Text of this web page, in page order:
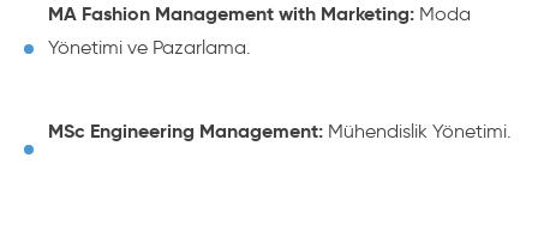
MA Fashion Management with Marketing: Moda
Yönetimi ve Pazarlama.
MSc Engineering Management: Mühendislik Yönetimi.